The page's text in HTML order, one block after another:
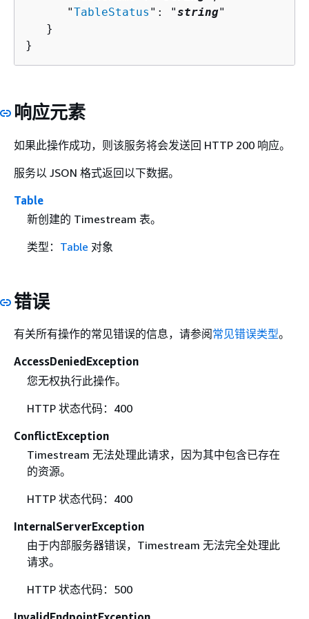
      "
TableStatus ": "string"
   }
}
响应元素
如果此操作成功，则该服务将会发送回 HTTP 200 响应。
服务以 JSON 格式返回以下数据。
Table
新创建的 Timestream 表。
类型： Table 对象
错误
有关所有操作的常见错误的信息，请参阅常见错误类型。
AccessDeniedException
您无权执行此操作。
HTTP 状态代码：400
ConflictException
Timestream 无法处理此请求，因为其中包含已存在
的资源。
HTTP 状态代码：400
InternalServerException
由于内部服务器错误，Timestream 无法完全处理此
请求。
HTTP 状态代码：500